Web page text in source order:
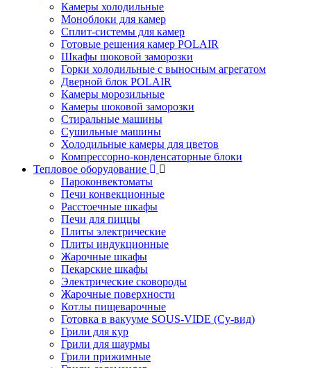
Камеры холодильные
Моноблоки для камер
Сплит-системы для камер
Готовые решения камер POLAIR
Шкафы шоковой заморозки
Горки холодильные с выносным агрегатом
Дверной блок POLAIR
Камеры морозильные
Камеры шоковой заморозки
Стиральные машины
Сушильные машины
Холодильные камеры для цветов
Компрессорно-конденсаторные блоки
Тепловое оборудование
Пароконвектоматы
Печи конвекционные
Расстоечные шкафы
Печи для пиццы
Плиты электрические
Плиты индукционные
Жарочные шкафы
Пекарские шкафы
Электрические сковороды
Жарочные поверхности
Котлы пищеварочные
Готовка в вакууме SOUS-VIDE (Су-вид)
Грили для кур
Грили для шаурмы
Грили прижимные